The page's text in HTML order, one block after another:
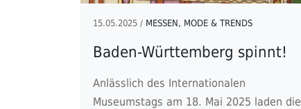
15.05.2025 / MESSEN, MODE & TRENDS
Baden-Württemberg spinnt!
Anlässlich des Internationalen
Museumstags am 18. Mai 2025 laden die